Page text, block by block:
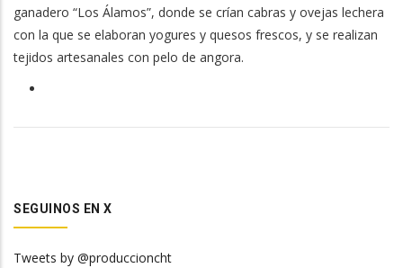
ganadero “Los Álamos”, donde se crían cabras y ovejas lechera
con la que se elaboran yogures y quesos frescos, y se realizan
tejidos artesanales con pelo de angora.
SEGUINOS EN X
Tweets by @produccioncht